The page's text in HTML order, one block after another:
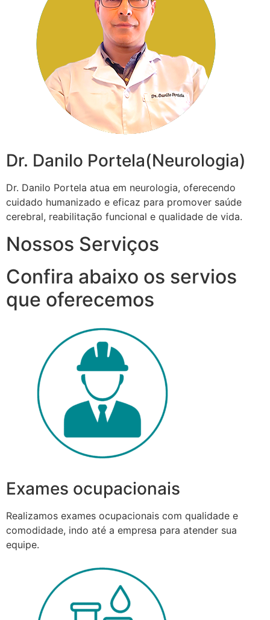
Dr. Danilo Portela(Neurologia)
Dr. Danilo Portela atua em neurologia, oferecendo
cuidado humanizado e eficaz para promover saúde
cerebral, reabilitação funcional e qualidade de vida.
Nossos Serviços
Confira abaixo os servios
que oferecemos
Exames ocupacionais
Realizamos exames ocupacionais com qualidade e
comodidade, indo até a empresa para atender sua
equipe.